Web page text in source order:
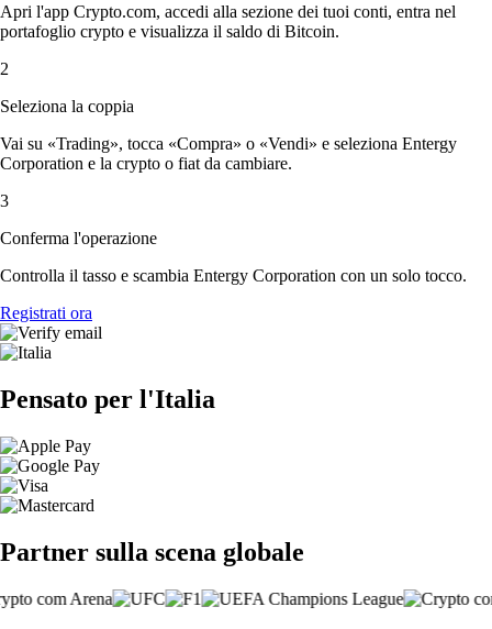
Apri l'app Crypto.com, accedi alla sezione dei tuoi conti, entra nel
portafoglio crypto e visualizza il saldo di Bitcoin.
2
Seleziona la coppia
Vai su «Trading», tocca «Compra» o «Vendi» e seleziona Entergy
Corporation e la crypto o fiat da cambiare.
3
Conferma l'operazione
Controlla il tasso e scambia Entergy Corporation con un solo tocco.
Registrati ora
Pensato per l'Italia
Partner sulla scena globale